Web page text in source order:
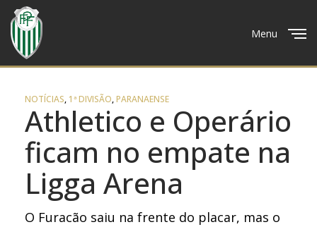
Menu
NOTÍCIAS, 1ª DIVISÃO,PARANAENSE
Athletico e Operário
ficam no empate na
Ligga Arena
O Furacão saiu na frente do placar, mas o